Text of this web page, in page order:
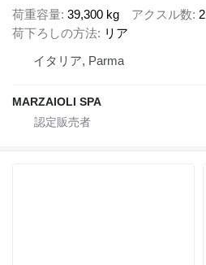
荷重容量 39,300 kg アクスル数 2
荷下ろしの方法
リア
イタリア, Parma
MARZAIOLI SPA